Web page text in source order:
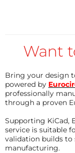
mit-
Want
Bring your design
powered by
professionally
through a proven
Supporting KiCad,
service is suitable
validation builds to
manufacturing.